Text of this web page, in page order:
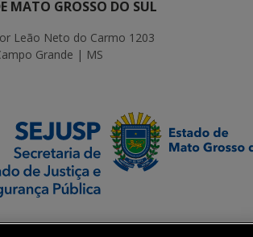
MATO GROSSO DO SUL
Leão Neto do Carmo 1203
Grande | MS